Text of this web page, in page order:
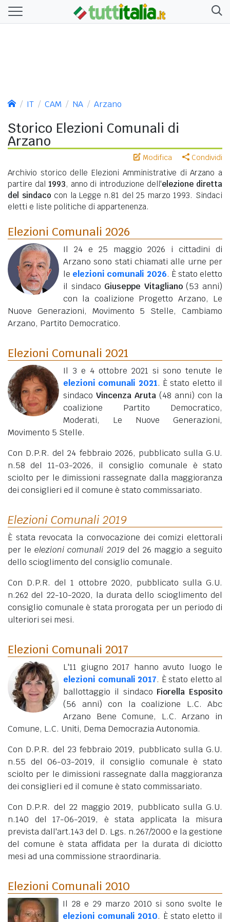
IT CAM NA Arzano
Storico Elezioni Comunali di
Arzano
Modifica Condividi
Archivio storico delle Elezioni Amministrative di Arzano a
partire dal 1993, anno di introduzione dell'elezione diretta
del sindaco con la Legge n.81 del 25 marzo 1993. Sindaci
eletti e liste politiche di appartenenza.
Elezioni Comunali 2026
Il 24 e 25 maggio 2026 i cittadini di
Arzano sono stati chiamati alle urne per
le elezioni comunali 2026. È stato eletto
il sindaco Giuseppe Vitagliano (53 anni)
con la coalizione Progetto Arzano, Le
Nuove Generazioni, Movimento 5 Stelle, Cambiamo
Arzano, Partito Democratico.
Elezioni Comunali 2021
Il 3 e 4 ottobre 2021 si sono tenute le
elezioni comunali 2021. È stato eletto il
sindaco Vincenza Aruta (48 anni) con la
coalizione Partito Democratico,
Moderati, Le Nuove Generazioni,
Movimento 5 Stelle.
Con D.P.R. del 24 febbraio 2026, pubblicato sulla G.U.
n.58 del 11-03-2026, il consiglio comunale è stato
sciolto per le dimissioni rassegnate dalla maggioranza
dei consiglieri ed il comune è stato commissariato.
Elezioni Comunali 2019
È stata revocata la convocazione dei comizi elettorali
per le elezioni comunali 2019 del 26 maggio a seguito
dello scioglimento del consiglio comunale.
Con D.P.R. del 1 ottobre 2020, pubblicato sulla G.U.
n.262 del 22-10-2020, la durata dello scioglimento del
consiglio comunale è stata prorogata per un periodo di
ulteriori sei mesi.
Elezioni Comunali 2017
L'11 giugno 2017 hanno avuto luogo le
elezioni comunali 2017. È stato eletto al
ballottaggio il sindaco Fiorella Esposito
(56 anni) con la coalizione L.C. Abc
Arzano Bene Comune, L.C. Arzano in
Comune, L.C. Uniti, Dema Democrazia Autonomia.
Con D.P.R. del 23 febbraio 2019, pubblicato sulla G.U.
n.55 del 06-03-2019, il consiglio comunale è stato
sciolto per le dimissioni rassegnate dalla maggioranza
dei consiglieri ed il comune è stato commissariato.
Con D.P.R. del 22 maggio 2019, pubblicato sulla G.U.
n.140 del 17-06-2019, è stata applicata la misura
prevista dall'art.143 del D. Lgs. n.267/2000 e la gestione
del comune è stata affidata per la durata di diciotto
mesi ad una commissione straordinaria.
Elezioni Comunali 2010
Il 28 e 29 marzo 2010 si sono svolte le
elezioni comunali 2010. È stato eletto il